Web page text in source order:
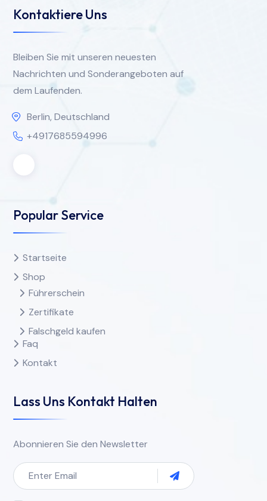
Kontaktiere Uns
Bleiben Sie mit unseren neuesten
Nachrichten und Sonderangeboten auf
dem Laufenden.
Berlin, Deutschland
+4917685594996
Popular Service
Startseite
Shop
Führerschein
Zertifikate
Falschgeld kaufen
Faq
Kontakt
Lass Uns Kontakt Halten
Abonnieren Sie den Newsletter